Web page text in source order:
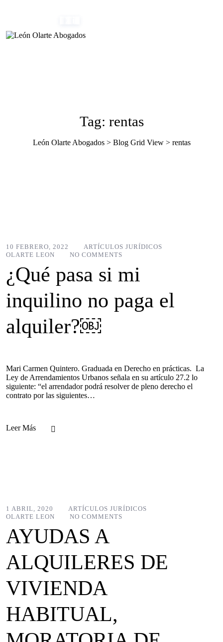
Tag: rentas
León Olarte Abogados> Blog Grid View> rentas
10 FEBRERO, 2022
ARTÍCULOS JURÍDICOS
OLARTE LEON
NO COMMENTS
¿Qué pasa si mi
inquilino no paga el
alquiler?￼
Mari Carmen Quintero. Graduada en Derecho en prácticas. La
Ley de Arrendamientos Urbanos señala en su artículo 27.2 lo
siguiente: “el arrendador podrá resolver de pleno derecho el
contrato por las siguientes…
Leer Más
1 ABRIL, 2020
ARTÍCULOS JURÍDICOS
OLARTE LEON
NO COMMENTS
AYUDAS A
ALQUILERES DE
VIVIENDA
HABITUAL,